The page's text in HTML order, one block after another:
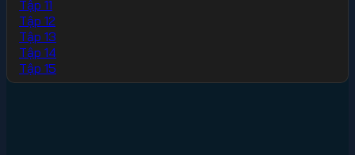
Tập 11
Tập 12
Tập 13
Tập 14
Tập 15